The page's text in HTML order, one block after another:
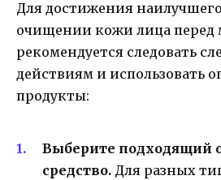
Для достижения
очищении кожи лица перед
рекомендуется следовать
действиям и использовать
продукты:
Выберите
средство. Для разных